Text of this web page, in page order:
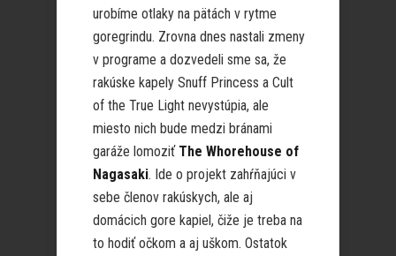
urobíme otlaky na pätách v rytme
goregrindu. Zrovna dnes nastali zmeny
v programe a dozvedeli sme sa, že
rakúske kapely Snuff Princess a Cult
of the True Light nevystúpia, ale
miesto nich bude medzi bránami
garáže lomoziť The Whorehouse of
Nagasaki. Ide o projekt zahŕňajúci v
sebe členov rakúskych, ale aj
domácich gore kapiel, čiže je treba na
to hodiť očkom a aj uškom. Ostatok